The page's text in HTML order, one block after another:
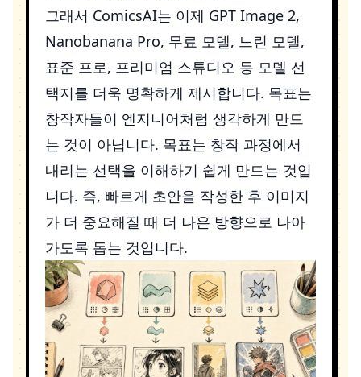
그래서 ComicsAI는 이제 GPT Image 2,
Nanobanana Pro, 무료 모델, 느린 모델,
표준 프로, 프리미엄 스튜디오 등 모델 선
택지를 더욱 명확하게 제시합니다. 목표는
창작자들이 엔지니어처럼 생각하게 만드
는 것이 아닙니다. 목표는 창작 과정에서
내리는 선택을 이해하기 쉽게 만드는 것입
니다. 즉, 빠르게 초안을 작성한 후 이미지
가 더 중요해질 때 더 나은 방향으로 나아
가도록 돕는 것입니다.